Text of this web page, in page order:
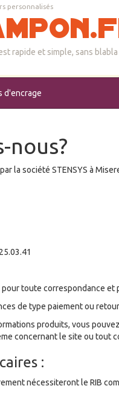
personnalisés
rapide et simple, sans blabla
d'encrage
nous?
la société STENSYS à
toute correspondance et
de type paiement ou
produits, vous
concernant le site ou tout
:
nécessiteront le RIB